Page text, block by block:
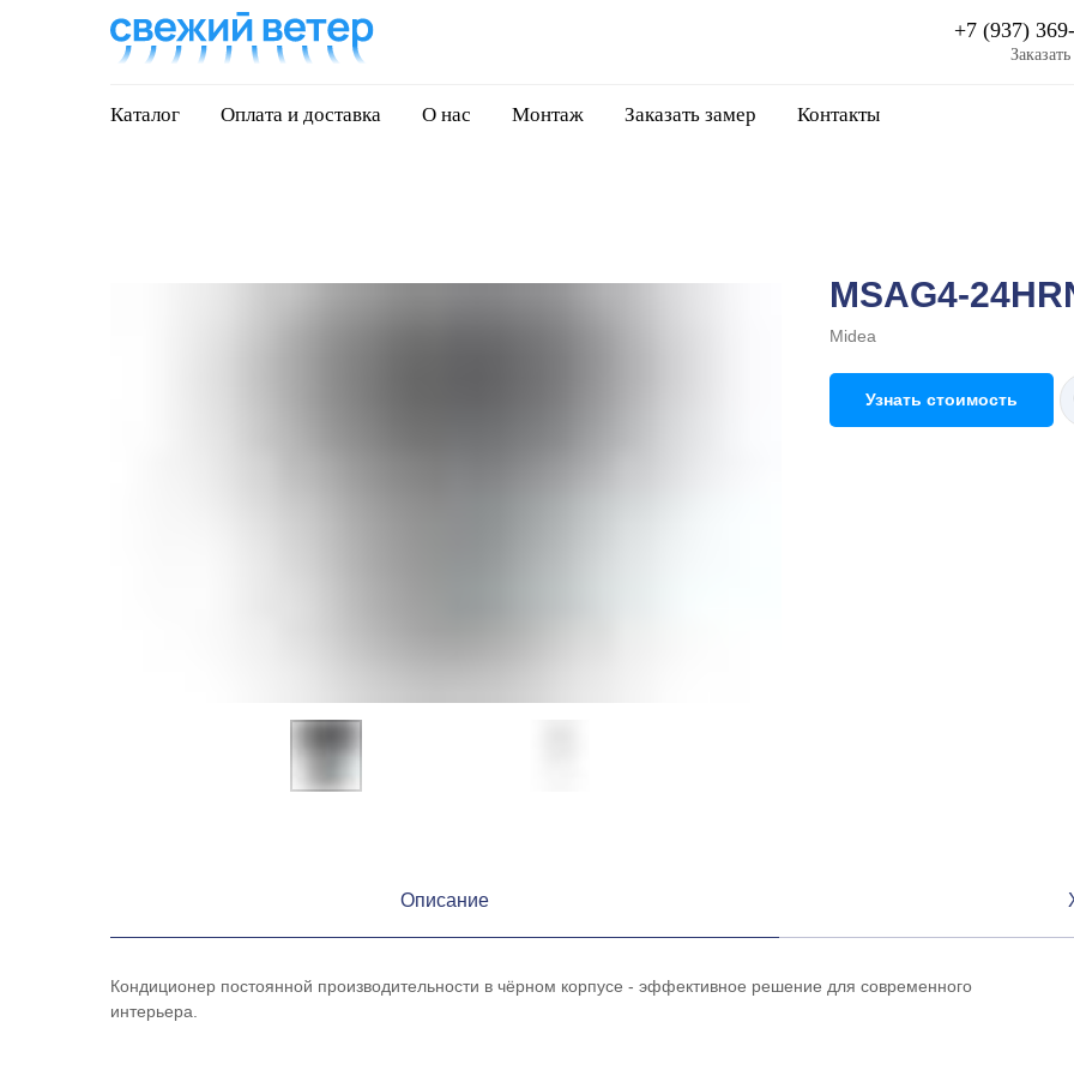
+7 (937)
Каталог Оплата и доставка О нас Монтаж Заказать замер Контакты
MSAG4-
Midea
Узнать стоимость
Описание
Кондиционер постоянной производительности в чёрном корпусе - эффективное решение для современного
интерьера.